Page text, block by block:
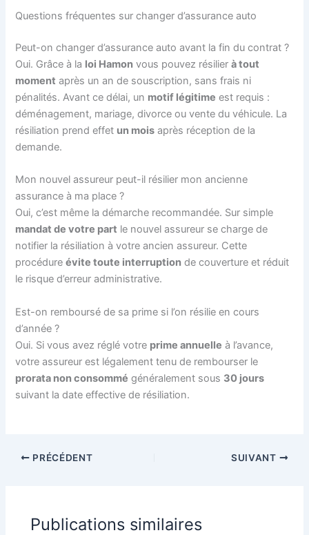
Questions fréquentes sur changer d’assurance auto
Peut-on changer d’assurance auto avant la fin du contrat ?
Oui. Grâce à la loi Hamon vous pouvez résilierà tout
moment après un an de souscription, sans frais ni
pénalités. Avant ce délai, un motif légitime est requis :
déménagement, mariage, divorce ou vente du véhicule. La
résiliation prend effet un mois après réception de la
demande.
Mon nouvel assureur peut-il résilier mon ancienne
assurance à ma place ?
Oui, c’est même la démarche recommandée. Sur simple
mandat de votre part le nouvel assureur se charge de
notifier la résiliation à votre ancien assureur. Cette
procédureévite toute interruption de couverture et réduit
le risque d’erreur administrative.
Est-on remboursé de sa prime si l’on résilie en cours
d’année ?
Oui. Si vous avez réglé votre prime annuelle à l’avance,
votre assureur est légalement tenu de rembourser le
prorata non consommé généralement sous 30 jours
suivant la date effective de résiliation.
PRÉCÉDENT SUIVANT
Publications similaires